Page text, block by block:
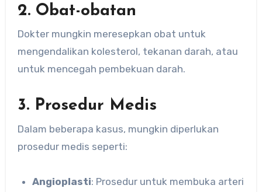
2. Obat-obatan
Dokter mungkin meresepkan obat untuk
mengendalikan kolesterol, tekanan darah, atau
untuk mencegah pembekuan darah.
3. Prosedur Medis
Dalam beberapa kasus, mungkin diperlukan
prosedur medis seperti:
Angioplasti: Prosedur untuk membuka arteri